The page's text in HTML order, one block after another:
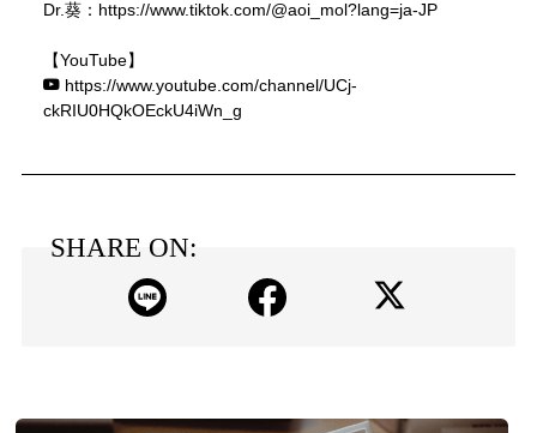
Dr.葵： https://www.tiktok.com/@aoi_mol?lang=ja-JP
【YouTube】
https://www.youtube.com/channel/UCj-
ckRIU0HQkOEckU4iWn_g
SHARE ON: